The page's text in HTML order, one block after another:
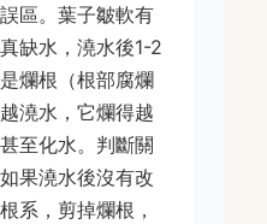
區。葉子皺軟有
缺水，澆水後1-2
爛根（根部腐爛
澆水，它爛得越
至化水。判斷關
果澆水後沒有改
系，剪掉爛根，